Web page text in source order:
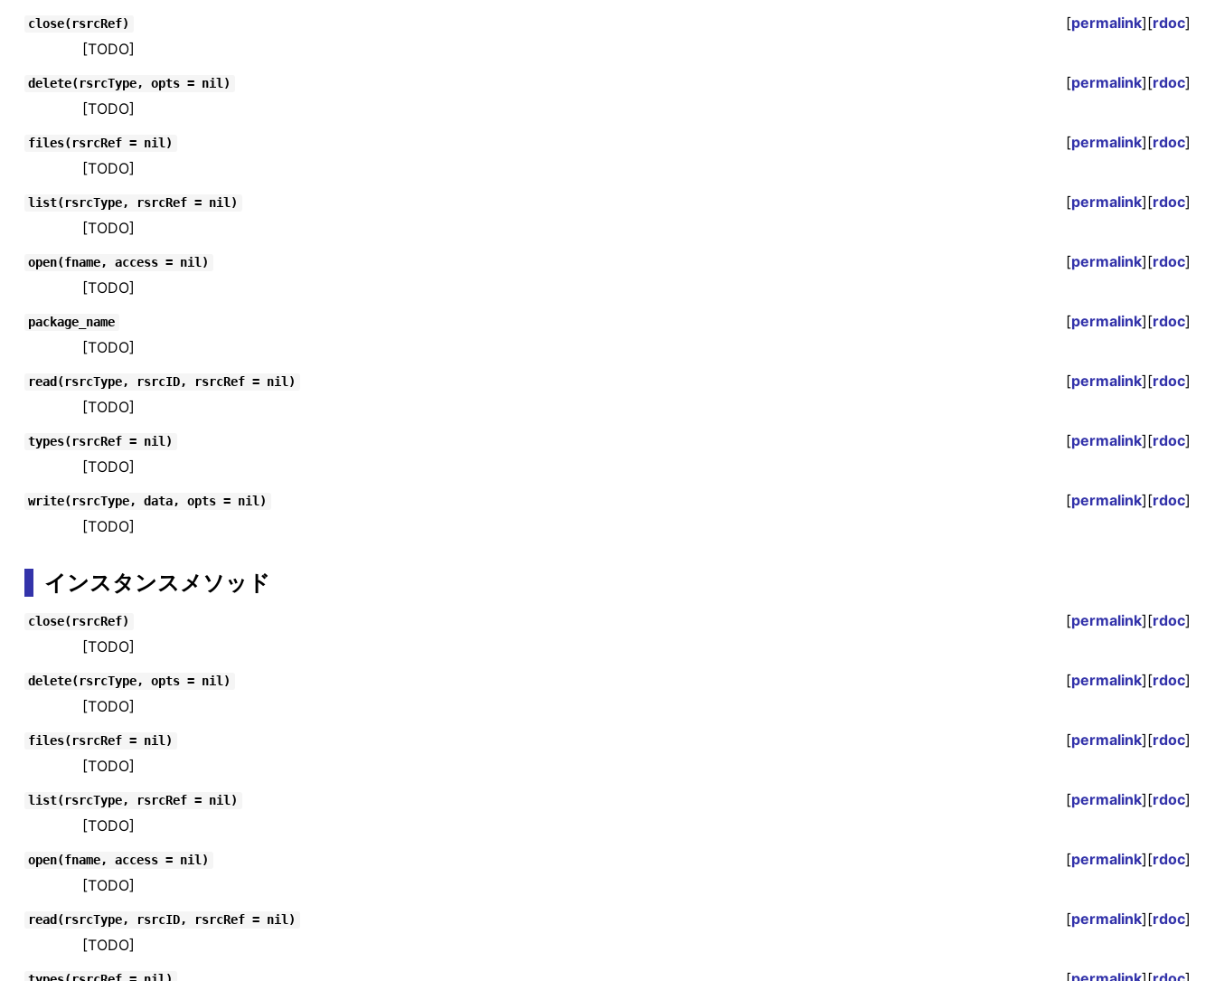
close(rsrcRef) [permalink][rdoc]
[TODO]
delete(rsrcType, opts = nil) [permalink][rdoc]
[TODO]
files(rsrcRef = nil) [permalink][rdoc]
[TODO]
list(rsrcType, rsrcRef = nil) [permalink][rdoc]
[TODO]
open(fname, access = nil) [permalink][rdoc]
[TODO]
package_name [permalink][rdoc]
[TODO]
read(rsrcType, rsrcID, rsrcRef = nil) [permalink][rdoc]
[TODO]
types(rsrcRef = nil) [permalink][rdoc]
[TODO]
write(rsrcType, data, opts = nil) [permalink][rdoc]
[TODO]
インスタンスメソッド
close(rsrcRef) [permalink][rdoc]
[TODO]
delete(rsrcType, opts = nil) [permalink][rdoc]
[TODO]
files(rsrcRef = nil) [permalink][rdoc]
[TODO]
list(rsrcType, rsrcRef = nil) [permalink][rdoc]
[TODO]
open(fname, access = nil) [permalink][rdoc]
[TODO]
read(rsrcType, rsrcID, rsrcRef = nil) [permalink][rdoc]
[TODO]